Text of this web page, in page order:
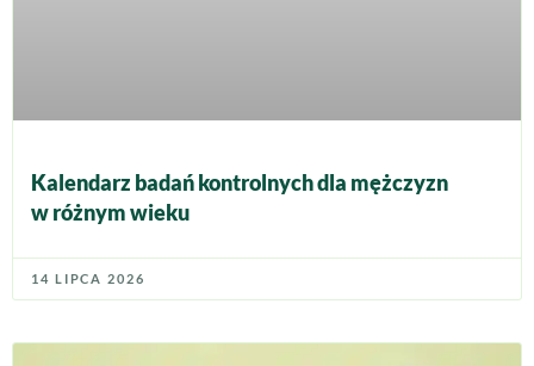
Kalendarz badań kontrolnych dla mężczyzn
w różnym wieku
14 LIPCA 2026